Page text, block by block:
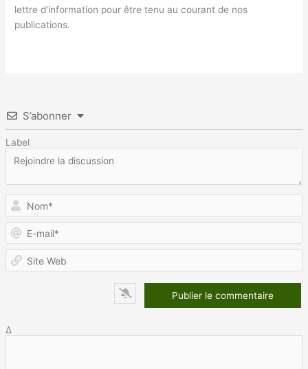
lettre d'information pour être tenu au courant de nos
publications.
S’abonner
Label
Δ